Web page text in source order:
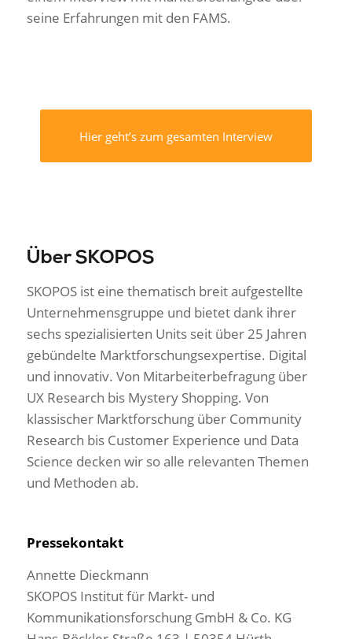
seine Erfahrungen mit den FAMS.
Hier geht’s zum gesamten Interview
Über SKOPOS
SKOPOS ist eine thematisch breit aufgestellte
Unternehmensgruppe und bietet dank ihrer
sechs spezialisierten Units seit über 25 Jahren
gebündelte Marktforschungsexpertise. Digital
und innovativ. Von Mitarbeiterbefragung über
UX Research bis Mystery Shopping. Von
klassischer Marktforschung über Community
Research bis Customer Experience und Data
Science decken wir so alle relevanten Themen
und Methoden ab.
Pressekontakt
Annette Dieckmann
SKOPOS Institut für Markt- und
Kommunikationsforschung GmbH & Co. KG